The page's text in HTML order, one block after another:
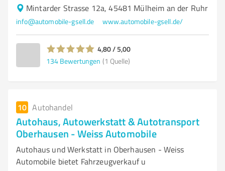
Mintarder Strasse 12a, 45481 Mülheim an der Ruhr
info@automobile-gsell.de www.automobile-gsell.de/
4,80 / 5,00
134 Bewertungen (1 Quelle)
10 Autohandel
Autohaus, Autowerkstatt & Autotransport
Oberhausen - Weiss Automobile
Autohaus und Werkstatt in Oberhausen - Weiss
Automobile bietet Fahrzeugverkauf u